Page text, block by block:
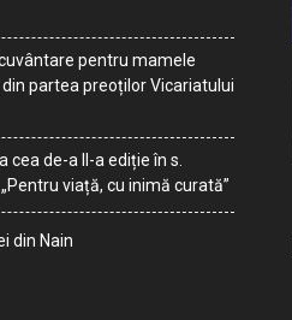
pentru mamele
partea preoților Vicariatului
cea de-a II-a ediție în s.
viață, cu inimă curată”
din Nain